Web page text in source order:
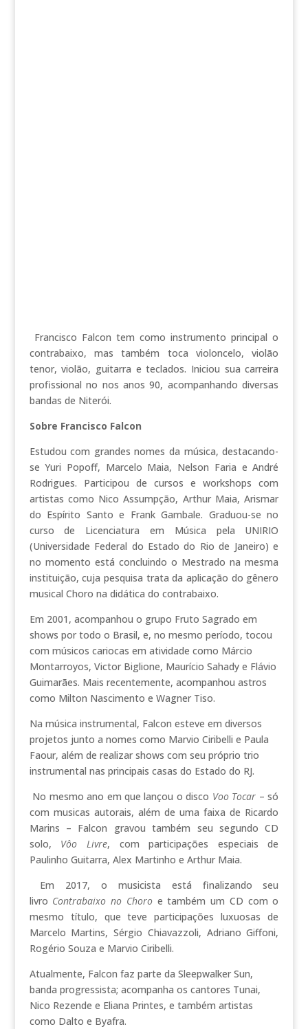
Francisco Falcon tem como instrumento principal o
contrabaixo, mas também toca violoncelo, violão
tenor, violão, guitarra e teclados. Iniciou sua carreira
profissional no nos anos 90, acompanhando diversas
bandas de Niterói.
Sobre Francisco Falcon
Estudou com grandes nomes da música, destacando-
se Yuri Popoff, Marcelo Maia, Nelson Faria e André
Rodrigues. Participou de cursos e workshops com
artistas como Nico Assumpção, Arthur Maia, Arismar
do Espírito Santo e Frank Gambale. Graduou-se no
curso de Licenciatura em Música pela UNIRIO
(Universidade Federal do Estado do Rio de Janeiro) e
no momento está concluindo o Mestrado na mesma
instituição, cuja pesquisa trata da aplicação do gênero
musical Choro na didática do contrabaixo.
Em 2001, acompanhou o grupo Fruto Sagrado em
shows por todo o Brasil, e, no mesmo período, tocou
com músicos cariocas em atividade como Márcio
Montarroyos, Victor Biglione, Maurício Sahady e Flávio
Guimarães. Mais recentemente, acompanhou astros
como Milton Nascimento e Wagner Tiso.
Na música instrumental, Falcon esteve em diversos
projetos junto a nomes como Marvio Ciribelli e Paula
Faour, além de realizar shows com seu próprio trio
instrumental nas principais casas do Estado do RJ.
No mesmo ano em que lançou o disco Voo Tocar – só
com musicas autorais, além de uma faixa de Ricardo
Marins – Falcon gravou também seu segundo CD
solo, Vôo Livre, com participações especiais de
Paulinho Guitarra, Alex Martinho e Arthur Maia.
Em 2017, o musicista está finalizando seu
livro Contrabaixo no Choroe também um CD com o
mesmo título, que teve participações luxuosas de
Marcelo Martins, Sérgio Chiavazzoli, Adriano Giffoni,
Rogério Souza e Marvio Ciribelli.
Atualmente, Falcon faz parte da Sleepwalker Sun,
banda progressista; acompanha os cantores Tunai,
Nico Rezende e Eliana Printes, e também artistas
como Dalto e Byafra.